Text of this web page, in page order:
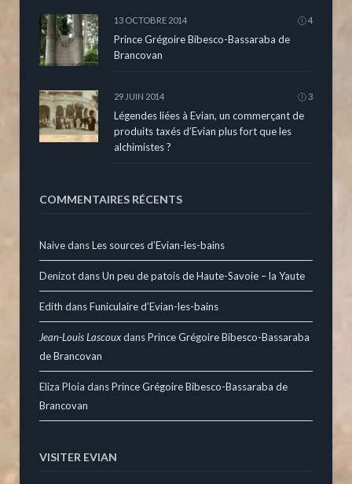
13 OCTOBRE 2014 4
Prince Grégoire Bibesco-Bassaraba de
Brancovan
29 JUIN 2014 3
Légendes liées à Evian, un commerçant de
produits taxés d’Evian plus fort que les
alchimistes ?
COMMENTAIRES RÉCENTS
NaivedansLes sources d’Evian-les-bains
DenizotdansUn peu de patois de Haute-Savoie – la Yaute
Edith dansFuniculaire d’Evian-les-bains
Jean-Louis LascouxdansPrince Grégoire Bibesco-Bassaraba
de Brancovan
Eliza Ploia dansPrince Grégoire Bibesco-Bassaraba de
Brancovan
VISITER EVIAN